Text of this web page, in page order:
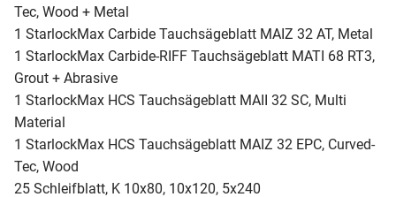
Tec, Wood + Metal
1 StarlockMax Carbide Tauchsägeblatt MAIZ 32 AT, Metal
1 StarlockMax Carbide-RIFF Tauchsägeblatt MATI 68 RT3,
Grout + Abrasive
1 StarlockMax HCS Tauchsägeblatt MAII 32 SC, Multi
Material
1 StarlockMax HCS Tauchsägeblatt MAIZ 32 EPC, Curved-
Tec, Wood
25 Schleifblatt, K 10x80, 10x120, 5x240